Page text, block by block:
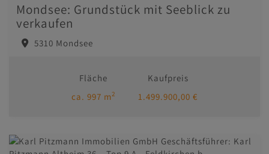
Mondsee: Grundstück mit Seeblick zu
verkaufen
5310 Mondsee
Fläche
ca. 997 m2
Kaufpreis
1.499.900,00 €